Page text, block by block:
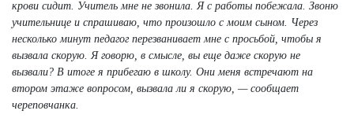
крови сидит. Учитель мне не звонила. Я с работы побежала. Звоню
учительнице и спрашиваю, что произошло с моим сыном. Через
несколько минут педагог перезванивает мне с просьбой, чтобы я
вызвала скорую. Я говорю, в смысле, вы еще даже скорую не
вызвали? В итоге я прибегаю в школу. Они меня встречают на
втором этаже вопросом, вызвала ли я скорую, — сообщает
череповчанка.